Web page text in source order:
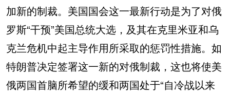
加新的制裁。美国国会这一最新行动是为了对俄
罗斯“干预”美国总统大选，及其在克里米亚和乌
克兰危机中起主导作用所采取的惩罚性措施。如
特朗普决定签署这一新的对俄制裁，这也将使美
俄两国首脑所希望的缓和两国处于“自冷战以来